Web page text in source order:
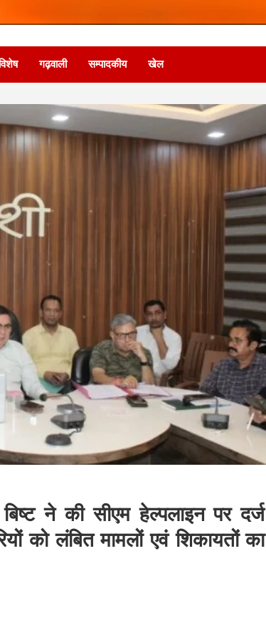
गढ़वाली सम्पादकीय खेल
बिष्ट ने की सीएम हेल्पलाइन पर दर्ज
को लंबित मामलों एवं शिकायतों का